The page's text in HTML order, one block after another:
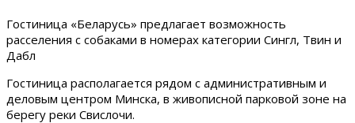
Гостиница «Беларусь» предлагает возможность
расселения с собаками в номерах категории Сингл, Твин и
Дабл
Гостиница располагается рядом с административным и
деловым центром Минска, в живописной парковой зоне на
берегу реки Свислочи.